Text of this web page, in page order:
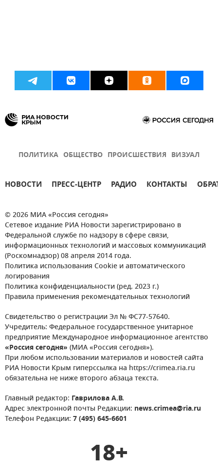
ПОЛИТИКА ОБЩЕСТВО ПРОИСШЕСТВИЯ ВИЗУАЛ
НОВОСТИ ПРЕСС-ЦЕНТР РАДИО КОНТАКТЫ
© 2026 МИА «Россия сегодня»
Сетевое издание РИА Новости зарегистрировано в
Федеральной службе по надзору в сфере связи,
информационных технологий и массовых коммуникаций
(Роскомнадзор) 08 апреля 2014 года.
Политика использования Cookie и автоматического
логирования
Политика конфиденциальности (ред. 2023 г.)
Правила применения рекомендательных технологий
Свидетельство о регистрации Эл № ФС77-57640.
Учредитель: Федеральное государственное унитарное
предприятие Международное информационное агентство
«Россия сегодня» (МИА «Россия сегодня»).
При любом использовании материалов и новостей сайта
РИА Новости Крым гиперссылка на https://crimea.ria.ru
обязательна не ниже второго абзаца текста.
Главный редактор: Гаврилова А.В.
Адрес электронной почты Редакции: news.crimea@ria.ru
Телефон Редакции: 7 (495) 645-6601
18+